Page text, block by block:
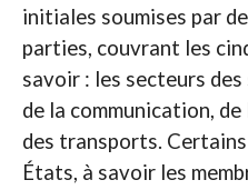
initiales soumises par
parties, couvrant les
savoir : les secteurs
de la communication,
des transports.
États, à savoir les